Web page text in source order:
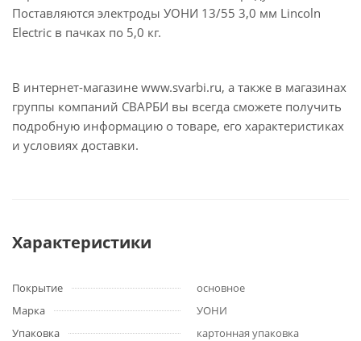
Поставляются электроды УОНИ 13/55 3,0 мм Lincoln
Electric в пачках по 5,0 кг.
В интернет-магазине www.svarbi.ru, а также в магазинах
группы компаний СВАРБИ вы всегда сможете получить
подробную информацию о товаре, его характеристиках
и условиях доставки.
Характеристики
Покрытие
основное
Марка
УОНИ
Упаковка
картонная упаковка